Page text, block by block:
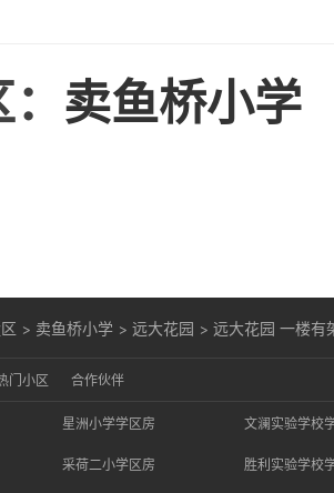
卖鱼桥小学
> 卖鱼桥小学 >远大花园 >远大花园 一楼有
门小区 合作伙伴
星洲小学学区房 文澜实验学校
采荷二小学区房 胜利实验学校